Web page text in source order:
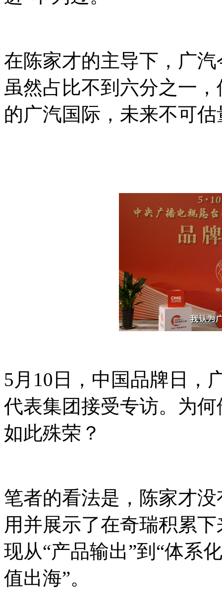
在陈家才的主导下，广
虽然占比不到六分之一
的广汽国际，未来不可估
5月10日，中国品牌日，
代表集团接受专访。为
如此殊荣？
笔者的看法是，陈家才
用并展示了在奇瑞积累
现从“产品输出”到“体系
值出海”。